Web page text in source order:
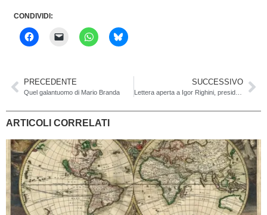
CONDIVIDI:
PRECEDENTE
Quel galantuomo di Mario Branda
SUCCESSIVO
Lettera aperta a Igor Righini, presidente del PS
ARTICOLI CORRELATI